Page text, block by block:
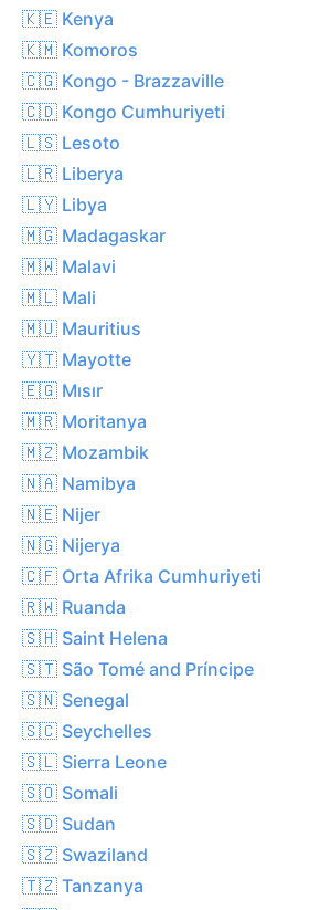
🇰🇪 Kenya
🇰🇲 Komoros
🇨🇬 Kongo - Brazzaville
🇨🇩 Kongo Cumhuriyeti
🇱🇸 Lesoto
🇱🇷 Liberya
🇱🇾 Libya
🇲🇬 Madagaskar
🇲🇼 Malavi
🇲🇱 Mali
🇲🇺 Mauritius
🇾🇹 Mayotte
🇪🇬 Mısır
🇲🇷 Moritanya
🇲🇿 Mozambik
🇳🇦 Namibya
🇳🇪 Nijer
🇳🇬 Nijerya
🇨🇫 Orta Afrika Cumhuriyeti
🇷🇼 Ruanda
🇸🇭 Saint Helena
🇸🇹 São Tomé and Príncipe
🇸🇳 Senegal
🇸🇨 Seychelles
🇸🇱 Sierra Leone
🇸🇴 Somali
🇸🇩 Sudan
🇸🇿 Swaziland
🇹🇿 Tanzanya